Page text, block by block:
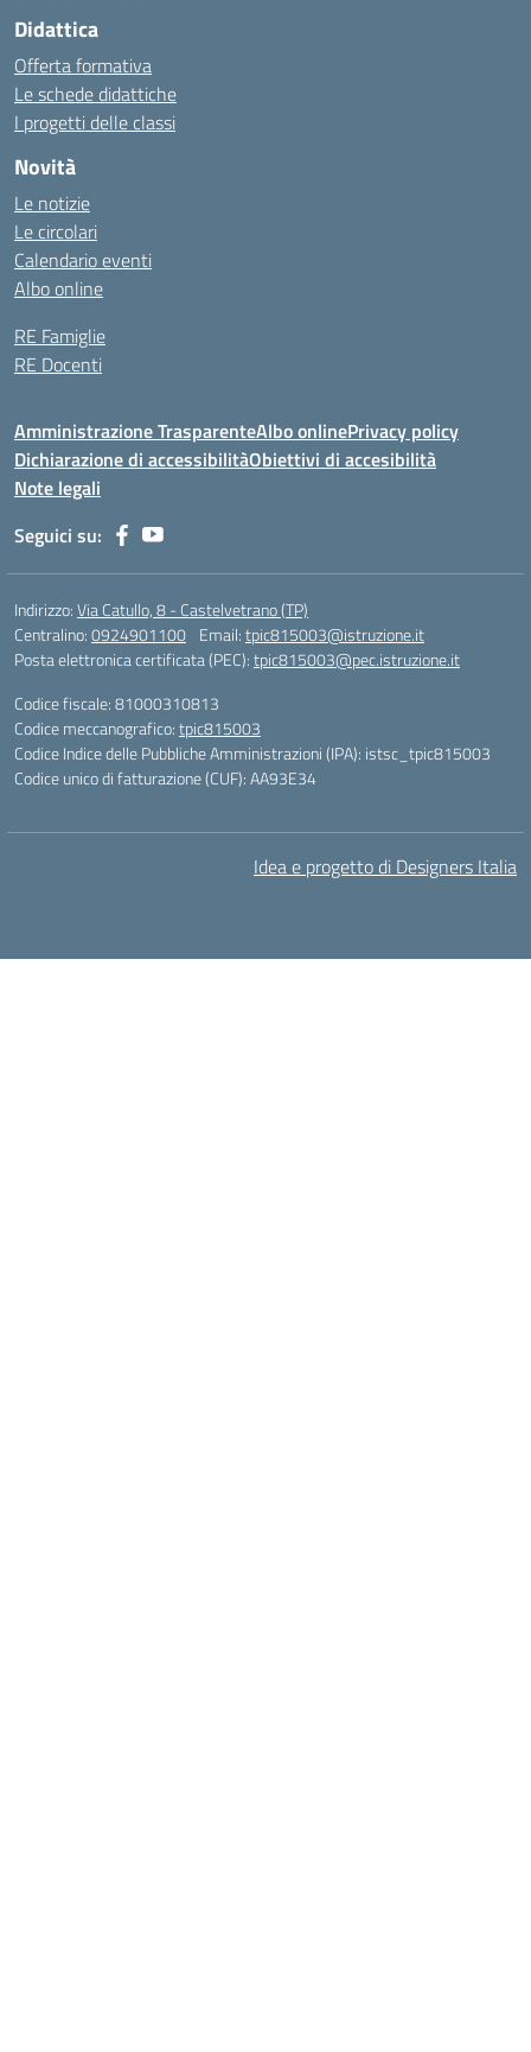
Didattica
Offerta formativa
Le schede didattiche
I progetti delle classi
Novità
Le notizie
Le circolari
Calendario eventi
Albo online
RE Famiglie
RE Docenti
Amministrazione TrasparenteAlbo onlinePrivacy policy
Dichiarazione di accessibilitàObiettivi di accesibilità
Note legali
Seguici su:
Indirizzo:Via Catullo, 8 - Castelvetrano (TP)
Centralino:0924901100 Email:tpic815003@istruzione.it
Posta elettronica certificata (PEC):tpic815003@pec.istruzione.it
Codice fiscale: 81000310813
Codice meccanografico:tpic815003
Codice Indice delle Pubbliche Amministrazioni (IPA): istsc_tpic815003
Codice unico di fatturazione (CUF): AA93E34
Idea e progetto di Designers Italia